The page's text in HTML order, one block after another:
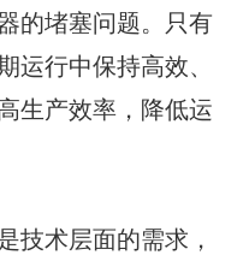
的堵塞问题。只有
运行中保持高效、
生产效率，降低运
技术层面的需求，